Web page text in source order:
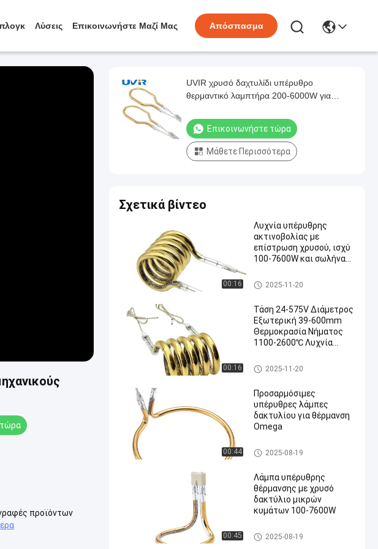
Λύσεις Επικοινωνήστε Μαζί Μας Απόσπασμα
προϊόντων
UVIR χρυσό δαχτυλίδι υπέρυθρο
θερμαντικό λαμπτήρα 200-6000W για
Επικοινωνήστε τώρα
Μάθετε Περισσότερα
Σχετικά βίντεο
00:16
Λυχνία υπέρυθρης
ακτινοβολίας με
επίστρωση χρυσού, ισχύ
100-7600W και σωλήνα
αποτελεσματική
θέρμανση
Υπέρυθροι λαμπτήρες δαχτυ
λιδιών
2025-11-20
00:16
Τάση 24-575V Διάμετρος
Εξωτερική 39-600mm
Θερμοκρασία Νήματος
1100-2600℃ Λυχνία
δακτυλίου Σωλήνας
κυκλικού θερμαντήρα
Υπέρυθροι λαμπτήρες δαχτυ
λιδιών
2025-11-20
00:44
Προσαρμόσιμες
υπέρυθρες λάμπες
δακτυλίου για θέρμανση
Omega
Υπέρυθροι λαμπτήρες δαχτυ
λιδιών
2025-08-19
00:45
Λάμπα υπέρυθρης
θέρμανσης με χρυσό
δακτύλιο μικρών
κυμάτων 100-7600W
Υπέρυθροι λαμπτήρες δαχτυ
λιδιών
2025-08-19